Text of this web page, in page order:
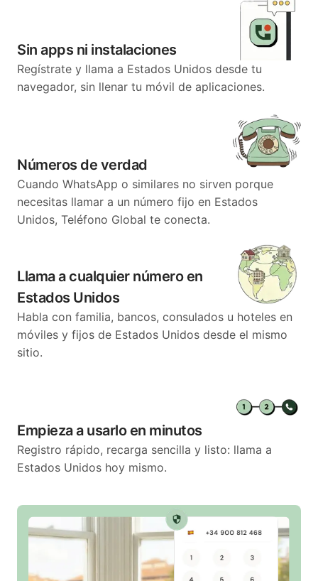
Sin apps ni instalaciones
Regístrate y llama a Estados Unidos desde tu
navegador, sin llenar tu móvil de aplicaciones.
Números de verdad
Cuando WhatsApp o similares no sirven porque
necesitas llamar a un número fijo en Estados
Unidos, Teléfono Global te conecta.
Llama a cualquier número en
Estados Unidos
Habla con familia, bancos, consulados u hoteles en
móviles y fijos de Estados Unidos desde el mismo
sitio.
Empieza a usarlo en minutos
Registro rápido, recarga sencilla y listo: llama a
Estados Unidos hoy mismo.